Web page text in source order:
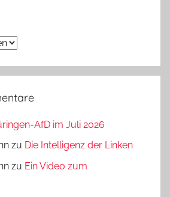
AfD im Juli 2026
zu Die Intelligenz der Linken
zu Ein Video zum